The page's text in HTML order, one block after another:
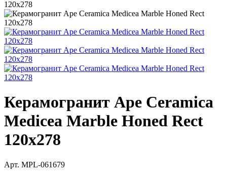
Керамогранит Ape Ceramica
Medicea Marble Honed Rect
120x278
Арт. MPL-061679